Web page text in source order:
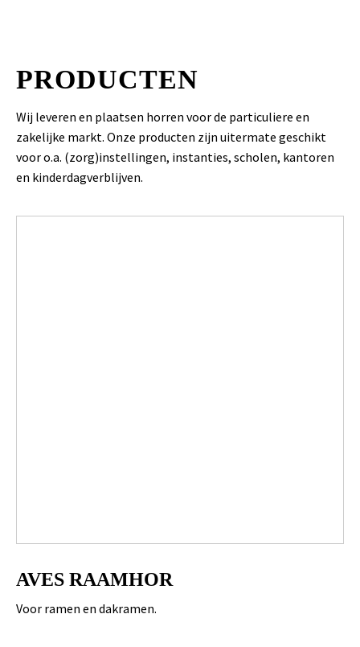
PRODUCTEN
Wij leveren en plaatsen horren voor de particuliere en
zakelijke markt. Onze producten zijn uitermate geschikt
voor o.a. (zorg)instellingen, instanties, scholen, kantoren
en kinderdagverblijven.
AVES RAAMHOR
Voor ramen en dakramen.